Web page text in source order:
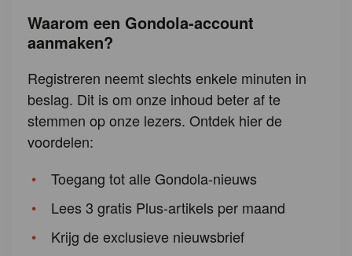
Waarom een Gondola-account
aanmaken?
Registreren neemt slechts enkele minuten in
beslag. Dit is om onze inhoud beter af te
stemmen op onze lezers. Ontdek hier de
voordelen:
Toegang tot alle Gondola-nieuws
Lees 3 gratis Plus-artikels per maand
Krijg de exclusieve nieuwsbrief